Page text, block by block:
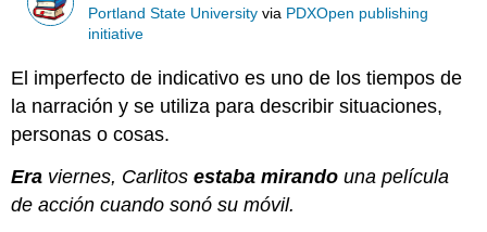
Portland State University via PDXOpen publishing
initiative
El imperfecto de indicativo es uno de los tiempos de
la narración y se utiliza para describir situaciones,
personas o cosas.
Era viernes, Carlitosestaba mirando una película
de acción cuando sonó su móvil.